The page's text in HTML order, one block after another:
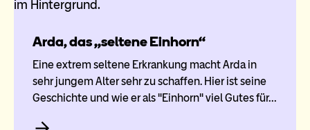
Arda, das „seltene Einhorn“
Eine extrem seltene Erkrankung macht Arda in
sehr jungem Alter sehr zu schaffen. Hier ist seine
Geschichte und wie er als "Einhorn" viel Gutes für…